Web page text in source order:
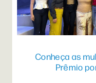
Conheça as
Prêmio